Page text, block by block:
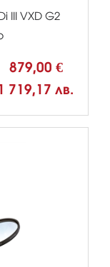
III VXD G2
879,00 €
719,17 лв.